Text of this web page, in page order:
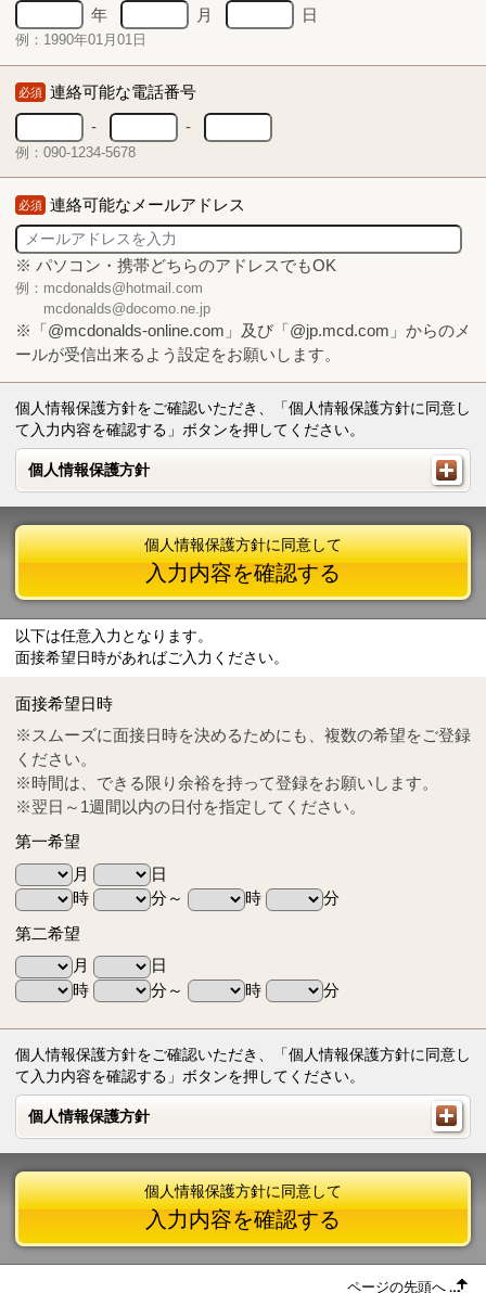
年
月 日
例：1990年01月01日
必須 連絡可能な電話番号
-
-
例：090-1234-5678
必須 連絡可能なメールアドレス
※ パソコン・携帯どちらのアドレスでもOK
例：mcdonalds@hotmail.com
mcdonalds@docomo.ne.jp
※「@mcdonalds-online.com」及び「@jp.mcd.com」からのメ
ールが受信出来るよう設定をお願いします。
個人情報保護方針をご確認いただき、「個人情報保護方針に同意し
て入力内容を確認する」ボタンを押してください。
個人情報保護方針
個人情報保護方針
Tel
0570-55-0314
個人情報保護方針に同意して
入力内容を確認する
以下は任意入力となります。
面接希望日時があればご入力ください。
面接希望日時
※スムーズに面接日時を決めるためにも、複数の希望をご登録
ください。
※時間は、できる限り余裕を持って登録をお願いします。
※翌日～1週間以内の日付を指定してください。
第一希望
月
日
時
分～ 時
分
第二希望
月
日
時
分～ 時 分
個人情報保護方針をご確認いただき、「個人情報保護方針に同意し
て入力内容を確認する」ボタンを押してください。
個人情報保護方針
個人情報保護方針
個人情報保護方針に同意して
入力内容を確認する
ページの先頭へ